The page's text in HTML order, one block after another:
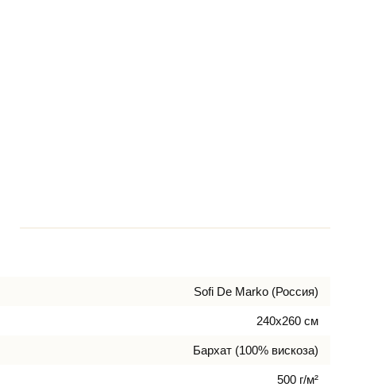
Sofi De Marko (Россия)
240х260 см
Бархат (100% вискоза)
500 г/м²